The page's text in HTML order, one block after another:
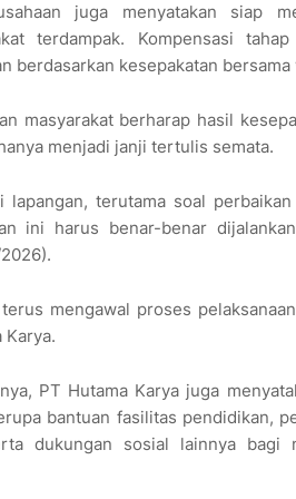
juga menyatakan siap
terdampak. Kompensasi
berdasarkan kesepakatan bersama
masyarakat berharap hasil
menjadi janji tertulis semata.
terutama soal
ini harus benar-benar
mengawal proses
Karya.
PT Hutama Karya juga
bantuan fasilitas pendidikan,
dukungan sosial lainnya bagi